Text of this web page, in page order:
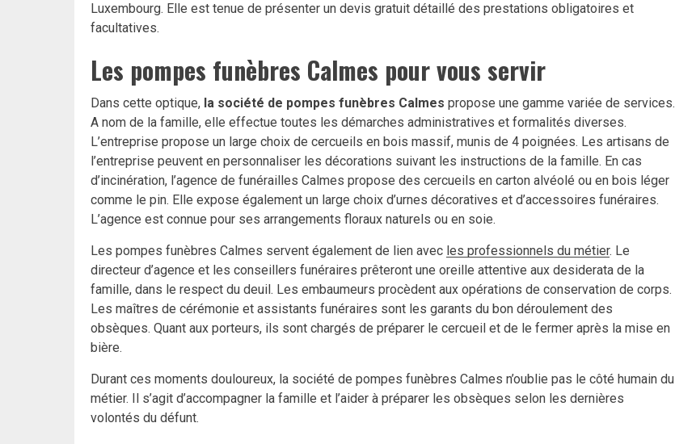
Luxembourg. Elle est tenue de présenter un devis gratuit détaillé des prestations obligatoires et
facultatives.
Les pompes funèbres Calmes pour vous servir
Dans cette optique, la société de pompes funèbres Calmes propose une gamme variée de services.
A nom de la famille, elle effectue toutes les démarches administratives et formalités diverses.
L’entreprise propose un large choix de cercueils en bois massif, munis de 4 poignées. Les artisans de
l’entreprise peuvent en personnaliser les décorations suivant les instructions de la famille. En cas
d’incinération, l’agence de funérailles Calmes propose des cercueils en carton alvéolé ou en bois léger
comme le pin. Elle expose également un large choix d’urnes décoratives et d’accessoires funéraires.
L’agence est connue pour ses arrangements floraux naturels ou en soie.
Les pompes funèbres Calmes servent également de lien avec les professionnels du métier. Le
directeur d’agence et les conseillers funéraires prêteront une oreille attentive aux desiderata de la
famille, dans le respect du deuil. Les embaumeurs procèdent aux opérations de conservation de corps.
Les maîtres de cérémonie et assistants funéraires sont les garants du bon déroulement des
obsèques. Quant aux porteurs, ils sont chargés de préparer le cercueil et de le fermer après la mise en
bière.
Durant ces moments douloureux, la société de pompes funèbres Calmes n’oublie pas le côté humain du
métier. Il s’agit d’accompagner la famille et l’aider à préparer les obsèques selon les dernières
volontés du défunt.